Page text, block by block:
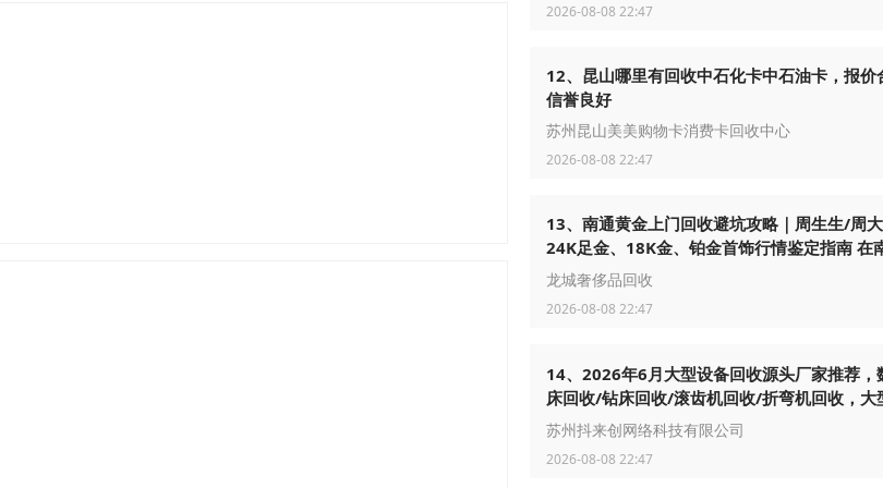
2026-08-08 22:47
12、昆山哪里有回收中石化卡中石油卡，报价
信誉良好
苏州昆山美美购物卡消费卡回收中心
2026-08-08 22:47
13、南通黄金上门回收避坑攻略｜周生生/周
24K足金、18K金、铂金首饰行情鉴定指南 在
理闲置黄金首饰，不少崇川、通州、海门、海
商户、高端社区
龙城奢侈品回收
2026-08-08 22:47
14、2026年6月大型设备回收源头厂家推荐，
床回收/钻床回收/滚齿机回收/折弯机回收，大
回收企业找哪家
苏州抖来创网络科技有限公司
2026-08-08 22:47